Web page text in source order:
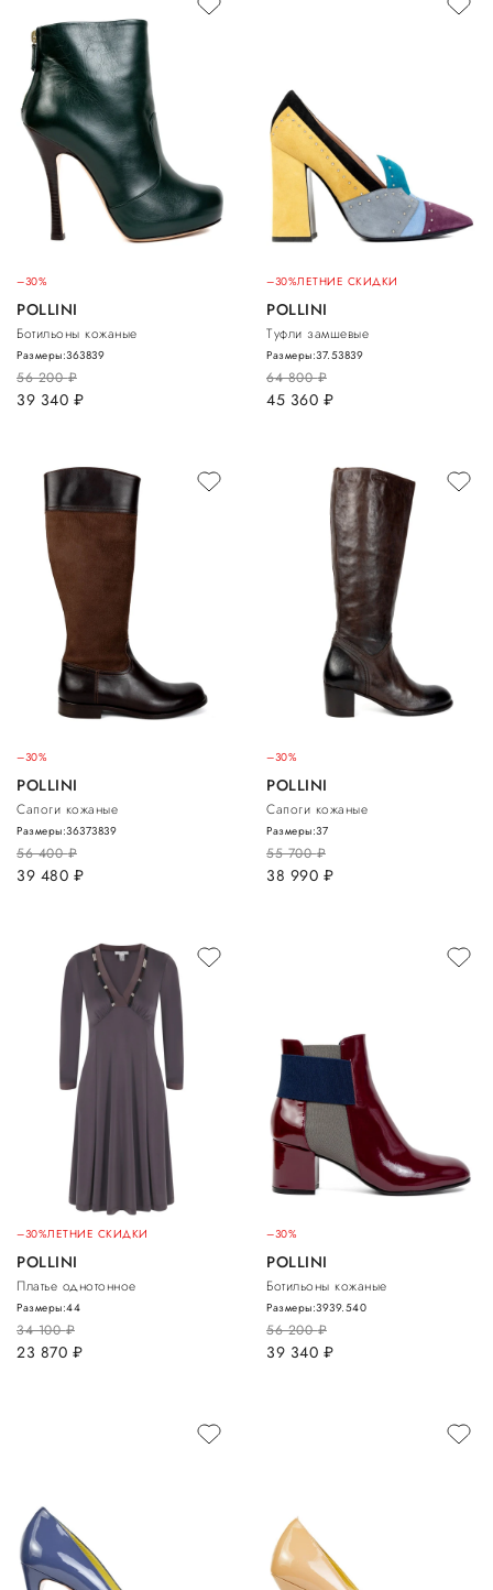
–30%
POLLINI
Ботильоны кожаные
56 200руб.
39 340 руб.
Размеры:363839
–30%ЛЕТНИЕ СКИДКИ
POLLINI
Туфли замшевые
64 800руб.
45 360 руб.
Размеры:37.53839
–30%
POLLINI
Сапоги кожаные
56 400руб.
39 480 руб.
Размеры:36373839
–30%
POLLINI
Сапоги кожаные
55 700руб.
38 990 руб.
Размеры:37
–30%ЛЕТНИЕ СКИДКИ
POLLINI
Платье однотонное
34 100руб.
23 870 руб.
Размеры:44
–30%
POLLINI
Ботильоны кожаные
56 200руб.
39 340 руб.
Размеры:3939.540